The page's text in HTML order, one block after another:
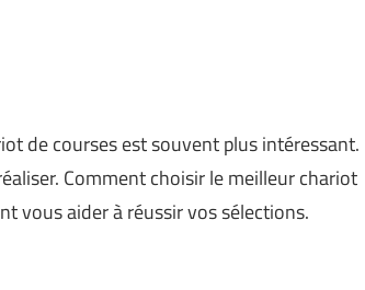
de courses est souvent plus intéressant.
Comment choisir le meilleur chariot
vous aider à réussir vos sélections.